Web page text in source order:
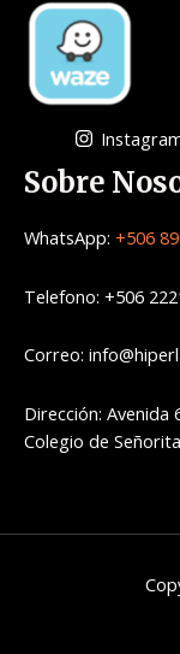
Sobre
WhatsApp: +506
Telefono: +506
Correo:
Dirección:
Colegio de